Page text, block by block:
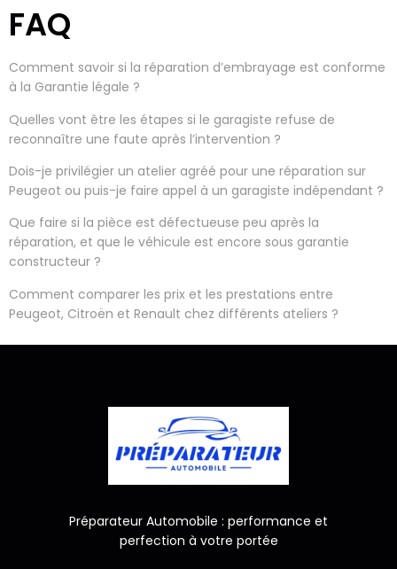
FAQ
Comment savoir si la réparation d’embrayage est conforme
à la Garantie légale ?
Quelles vont être les étapes si le garagiste refuse de
reconnaître une faute après l’intervention ?
Dois-je privilégier un atelier agréé pour une réparation sur
Peugeot ou puis-je faire appel à un garagiste indépendant ?
Que faire si la pièce est défectueuse peu après la
réparation, et que le véhicule est encore sous garantie
constructeur ?
Comment comparer les prix et les prestations entre
Peugeot, Citroën et Renault chez différents ateliers ?
Préparateur Automobile : performance et
perfection à votre portée